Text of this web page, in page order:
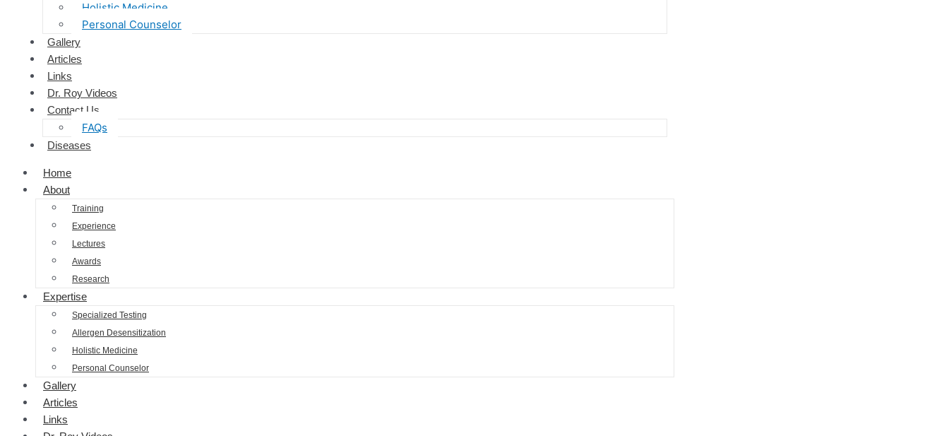
Holistic Medicine
Personal Counselor
Gallery
Articles
Links
Dr. Roy Videos
Contact Us
FAQs
Diseases
Home
About
Training
Experience
Lectures
Awards
Research
Expertise
Specialized Testing
Allergen Desensitization
Holistic Medicine
Personal Counselor
Gallery
Articles
Links